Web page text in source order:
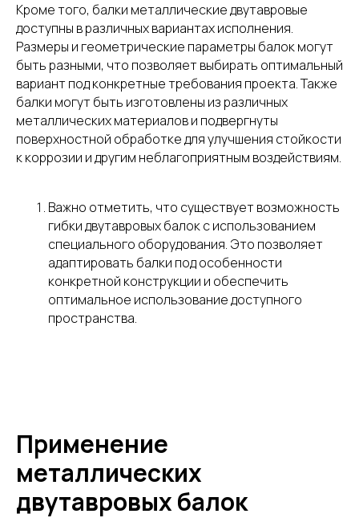
Кроме того, балки металлические двутавровые
доступны в различных вариантах исполнения.
Размеры и геометрические параметры балок могут
быть разными, что позволяет выбирать оптимальный
вариант под конкретные требования проекта. Также
балки могут быть изготовлены из различных
металлических материалов и подвергнуты
поверхностной обработке для улучшения стойкости
к коррозии и другим неблагоприятным воздействиям.
Важно отметить, что существует возможность
гибки двутавровых балок с использованием
специального оборудования. Это позволяет
адаптировать балки под особенности
конкретной конструкции и обеспечить
оптимальное использование доступного
пространства.
Применение
металлических
двутавровых балок